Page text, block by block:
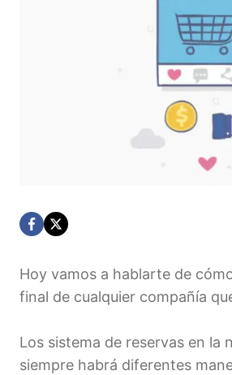
Hoy vamos a hablarte de
final de cualquier compañía
Los sistema de reservas en la
siempre habrá diferentes